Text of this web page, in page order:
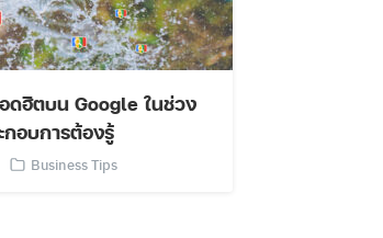
ดฮิตบน Google ในช่วง
อบการต้องรู้
Business Tips